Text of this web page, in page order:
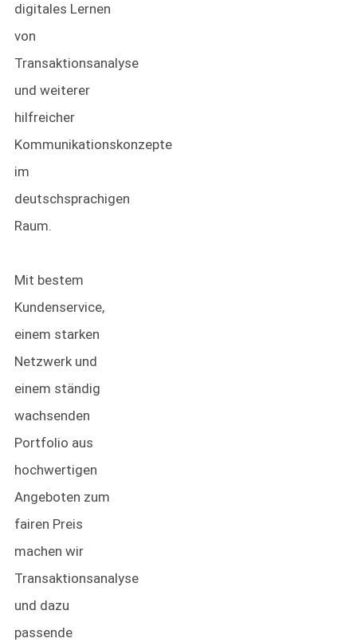
digitales Lernen
von
Transaktionsanalyse
und weiterer
hilfreicher
Kommunikationskonzepte
im
deutschsprachigen
Raum.
Mit bestem
Kundenservice,
einem starken
Netzwerk und
einem ständig
wachsenden
Portfolio aus
hochwertigen
Angeboten zum
fairen Preis
machen wir
Transaktionsanalyse
und dazu
passende